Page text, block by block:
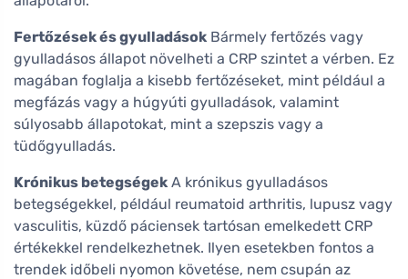
Fertőzések és gyulladások Bármely fertőzés vagy
gyulladásos állapot növelheti a CRP szintet a vérben. Ez
magában foglalja a kisebb fertőzéseket, mint például a
megfázás vagy a húgyúti gyulladások, valamint
súlyosabb állapotokat, mint a szepszis vagy a
tüdőgyulladás.
Krónikus betegségek A krónikus gyulladásos
betegségekkel, például reumatoid arthritis, lupusz vagy
vasculitis, küzdő páciensek tartósan emelkedett CRP
értékekkel rendelkezhetnek. Ilyen esetekben fontos a
trendek időbeli nyomon követése, nem csupán az